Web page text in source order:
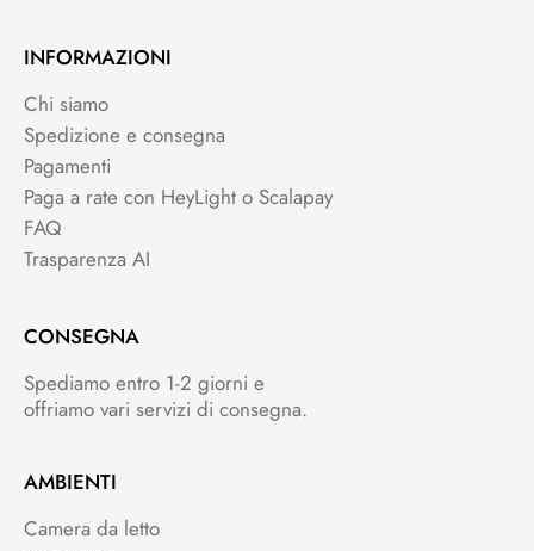
INFORMAZIONI
Chi siamo
Spedizione e consegna
Pagamenti
Paga a rate con HeyLight o Scalapay
FAQ
Trasparenza AI
CONSEGNA
Spediamo entro 1-2 giorni e
offriamo vari servizi di consegna.
AMBIENTI
Camera da letto